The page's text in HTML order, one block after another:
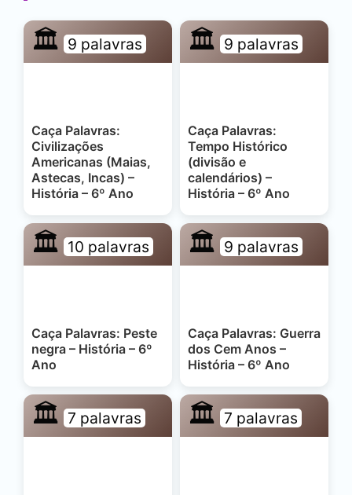
🏛️ 9 palavras
Caça Palavras:
Civilizações
Americanas (Maias,
Astecas, Incas) –
História – 6º Ano
🏛️ 9 palavras
Caça Palavras:
Tempo Histórico
(divisão e
calendários) –
História – 6º Ano
🏛️ 10 palavras
Caça Palavras: Peste
negra – História – 6º
Ano
🏛️ 9 palavras
Caça Palavras: Guerra
dos Cem Anos –
História – 6º Ano
🏛️ 7 palavras 🏛️ 7 palavras